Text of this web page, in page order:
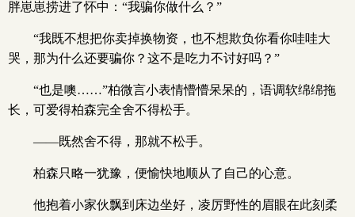
胖崽崽捞进了怀中：“我骗你做什么？”
“我既不想把你卖掉换物资，也不想欺负你看你哇哇大
哭，那为什么还要骗你？这不是吃力不讨好吗？”
“也是噢……”柏微言小表情懵懵呆呆的，语调软绵绵拖
长，可爱得柏森完全舍不得松手。
——既然舍不得，那就不松手。
柏森只略一犹豫，便愉快地顺从了自己的心意。
他抱着小家伙飘到床边坐好，凌厉野性的眉眼在此刻柔